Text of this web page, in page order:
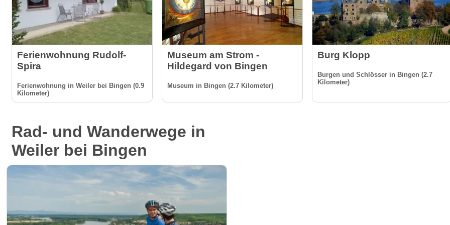
Ferienwohnung Rudolf-
Spira
Ferienwohnung in Weiler bei Bingen (0.9
Kilometer)
Museum am Strom -
Hildegard von Bingen
Museum in Bingen (2.7 Kilometer)
Burg Klopp
Burgen und Schlösser in Bingen (2.7
Kilometer)
Rad- und Wanderwege in
Weiler bei Bingen